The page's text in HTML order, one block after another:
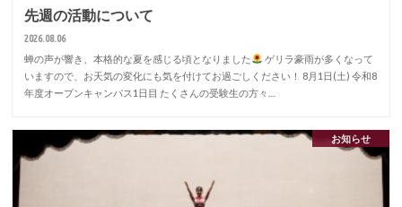
先週の活動について
2026.08.06
蝉の声が響き、本格的な夏を感じる頃となりました
ゲリラ豪雨が多くなって
いますので、お天気の変化にも気を付けてお過ごしください！ 8月1日(土) 令和8
年度オープンキャンパス1日目 たくさんの受験生の方々…
お知らせ